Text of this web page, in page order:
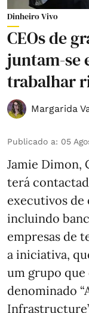
Dinheiro Vivo
CEOs de
juntam-se
trabalhar
Margarida
Publicado a: 05
Jamie Dimon,
terá
executivos de
incluindo
empresas de
a iniciativa,
um grupo que
denominado